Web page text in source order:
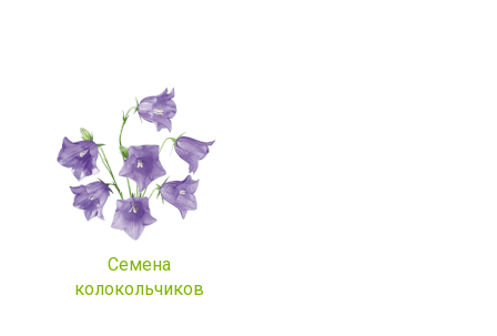
Семена
колокольчиков